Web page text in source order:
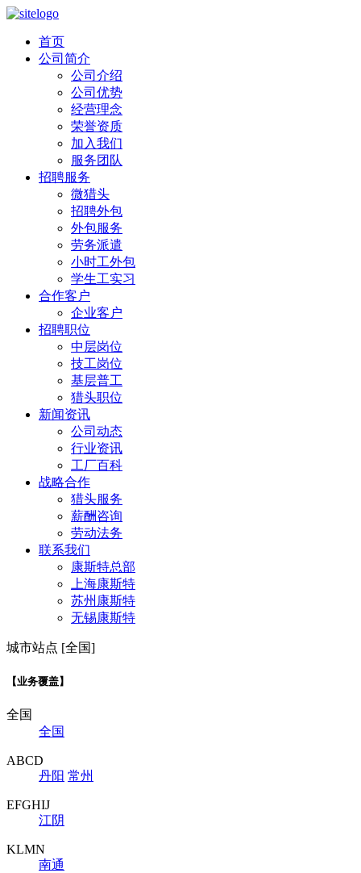
首页
公司简介
公司介绍
公司优势
经营理念
荣誉资质
加入我们
服务团队
招聘服务
微猎头
招聘外包
外包服务
劳务派遣
小时工外包
学生工实习
合作客户
企业客户
招聘职位
中层岗位
技工岗位
基层普工
猎头职位
新闻资讯
公司动态
行业资讯
工厂百科
战略合作
猎头服务
薪酬咨询
劳动法务
联系我们
康斯特总部
上海康斯特
苏州康斯特
无锡康斯特
城市站点 [全国]
【业务覆盖】
全国
全国
ABCD
丹阳 常州
EFGHIJ
江阴
KLMN
南通